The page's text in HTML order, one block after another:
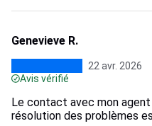
Genevieve R.
22 avr. 2026
Avis vérifié
Le contact avec mon
résolution des problèmes